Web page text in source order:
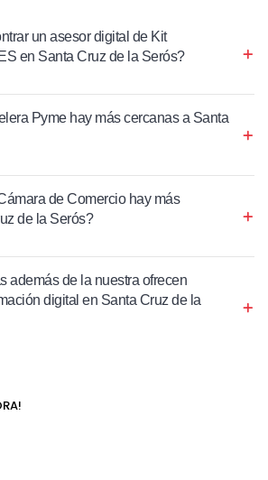
un asesor digital de Kit
en Santa Cruz de la Serós?
Pyme hay más cercanas a Santa
de Comercio hay más
de la Serós?
además de la nuestra ofrecen
digital en Santa Cruz de la